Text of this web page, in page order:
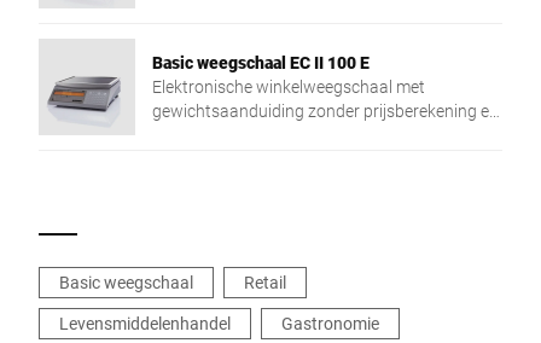
Basic weegschaal EC II 100 E
Elektronische winkelweegschaal met
gewichtsaanduiding zonder prijsberekening en
Basic weegschaal
Retail
Levensmiddelenhandel
Gastronomie